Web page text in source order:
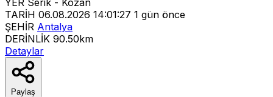
TARİH 06.08.2026 14:01:27 1 gün önce
ŞEHİR Antalya
DERİNLİK 90.50km
Detaylar
Paylaş